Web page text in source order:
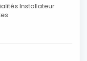
Installateur